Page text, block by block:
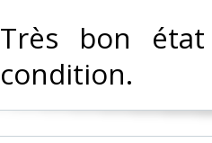
‎Très bon
condition.‎